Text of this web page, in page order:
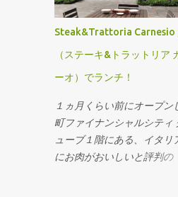
和歌が表示されるという演
れ、ちょっと驚いた記憶が
歌の作者が左右に分れて出
歌題を歌に詠み，これを合
ぞれの味方である方人 (か
つく。進行係は読師 (とく
げる役は講師 (こうじ) ，勝
は判者 (はんじゃ) ，勝負
がかかっているのです。
だきました。 当時も、そし
彼らのアイデアのすばらし
目置いていたのですが、今
ントを使ったネット上のイ
行うというので、取材させ
は日経産業新聞をお読みく
Steak&Trattoria Carnesio
（ステーキ&トラットリア
ーオ）でランチ！
１ヵ月くらい前にオープン
町ファイナンシャルシティ
ューブ１階にある、イタリ
にお肉がおいしいと評判の